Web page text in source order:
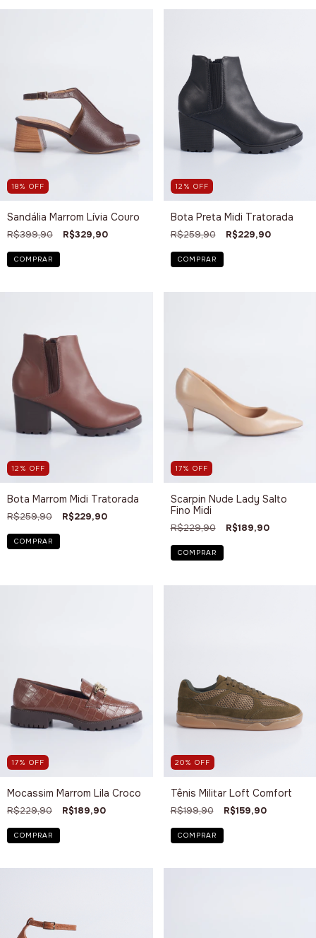
18% OFF
Sandália Marrom Lívia Couro
R$399,90 R$329,90
COMPRAR
12 % OFF
Bota Preta Midi Tratorada
R$259,90 R$229,90
COMPRAR
12 % OFF
Bota Marrom Midi Tratorada
R$259,90 R$229,90
COMPRAR
17% OFF
Scarpin Nude Lady Salto
Fino Midi
R$229,90 R$189,90
COMPRAR
17% OFF
Mocassim Marrom Lila Croco
R$229,90 R$189,90
COMPRAR
20% OFF
Tênis Militar Loft Comfort
R$199,90 R$159,90
COMPRAR